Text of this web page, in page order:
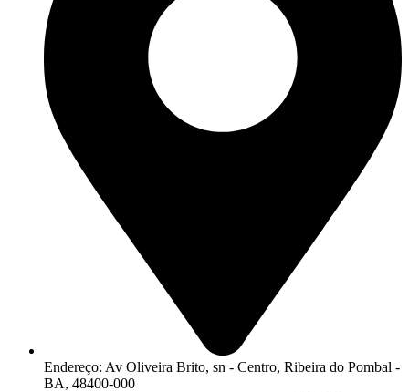
Endereço: Av Oliveira Brito, sn - Centro, Ribeira do Pombal -
BA, 48400-000